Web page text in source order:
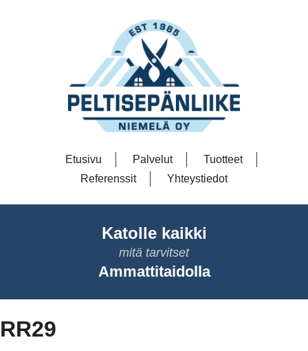
Etusivu Palvelut
Tuotteet
Referenssit
Yhteystiedot
Katolle kaikki
mitä tarvitset
Ammattitaidolla
RR29